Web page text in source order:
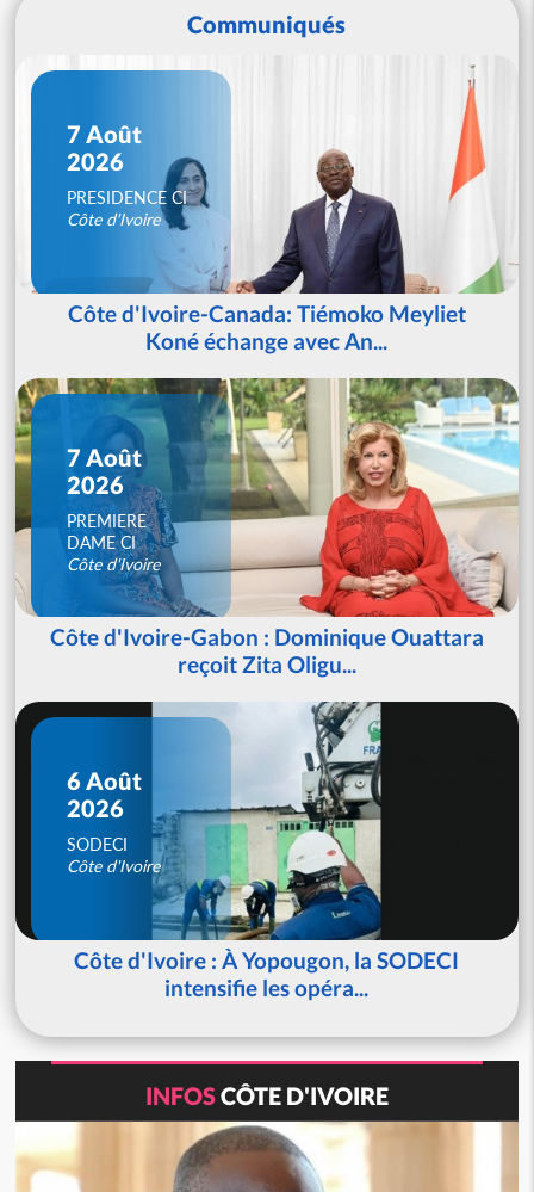
Communiqués
7 Août
2026
PRESIDENCE CI
Côte d'Ivoire
Côte d'Ivoire-Canada: Tiémoko Meyliet
Koné échange avec An...
7 Août
2026
PREMIERE
DAME CI
Côte d'Ivoire
Côte d'Ivoire-Gabon : Dominique Ouattara
reçoit Zita Oligu...
6 Août
2026
SODECI
Côte d'Ivoire
Côte d'Ivoire : À Yopougon, la SODECI
intensifie les opéra...
INFOSCÔTE D'IVOIRE